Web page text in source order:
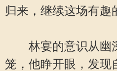
归来，继续这场有
林宴的意识从幽
笼，他睁开眼，发现